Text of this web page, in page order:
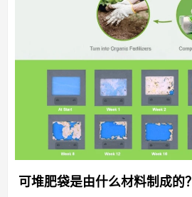
可堆肥袋是由什么材料制成的？